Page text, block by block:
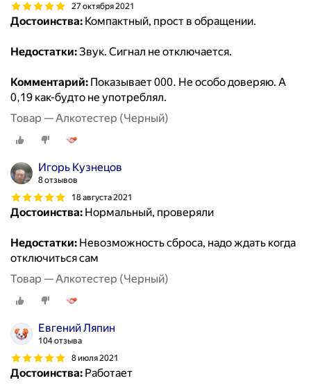
27 октября 2021
Достоинства: Компактный, прост в обращении.
Недостатки:Звук. Сигнал не отключается.
Комментарий: Показывает 000. Не особо доверяю. А
0,19 как-будто не употреблял.
Товар — Алкотестер (Черный)
Игорь Кузнецов
8 отзывов
18 августа 2021
Достоинства: Нормальный, проверяли
Недостатки: Невозможность сброса, надо ждать когда
отключиться сам
Товар — Алкотестер (Черный)
Евгений Ляпин
104 отзыва
8 июля 2021
Достоинства: Работает